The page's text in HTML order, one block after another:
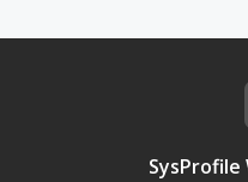
SysProfile